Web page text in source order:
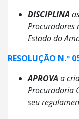
DISCIPLINA
Procuradores
Estado do
RESOLUÇÃO N.º
APROVA a
Procuradoria
seu